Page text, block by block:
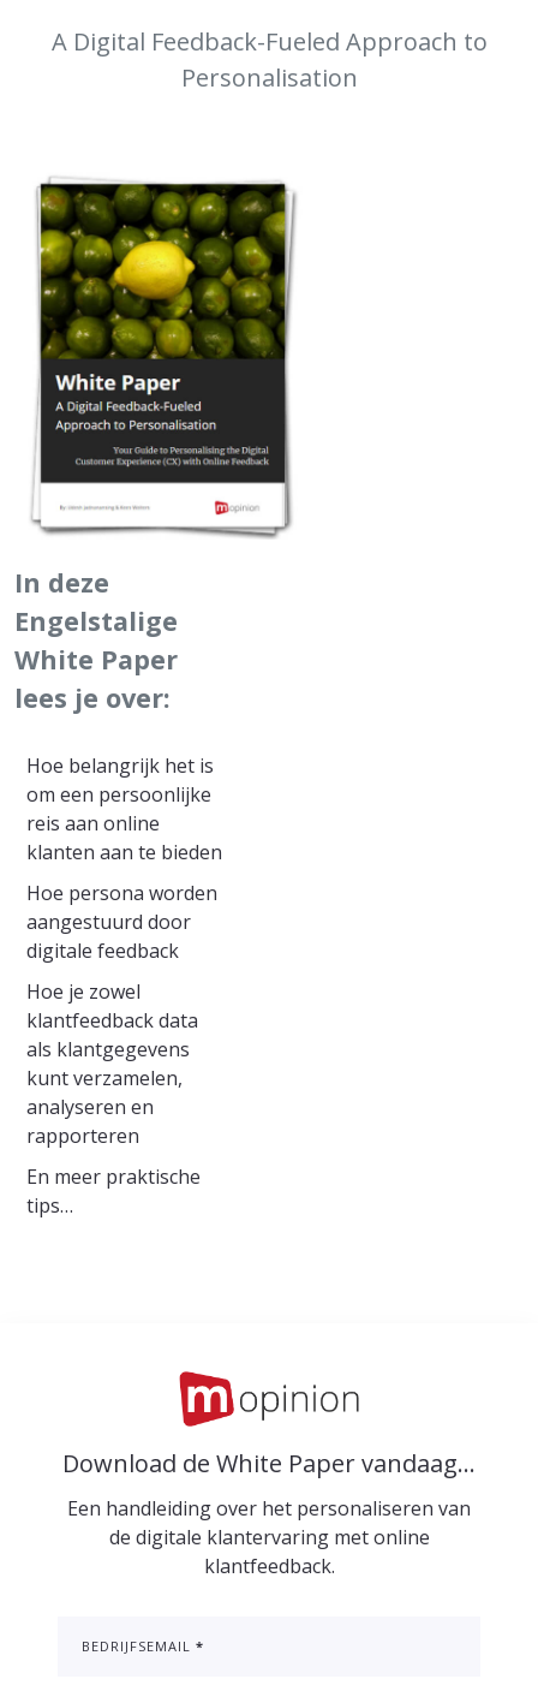
A Digital Feedback-Fueled Approach to
Personalisation
In deze
Engelstalige
White Paper
lees je over:
Hoe belangrijk het is
om een persoonlijke
reis aan online
klanten aan te bieden
Hoe persona worden
aangestuurd door
digitale feedback
Hoe je zowel
klantfeedback data
als klantgegevens
kunt verzamelen,
analyseren en
rapporteren
En meer praktische
tips…
Download de White Paper vandaag…
Een handleiding over het personaliseren van
de digitale klantervaring met online
klantfeedback.
BEDRIJFSEMAIL *